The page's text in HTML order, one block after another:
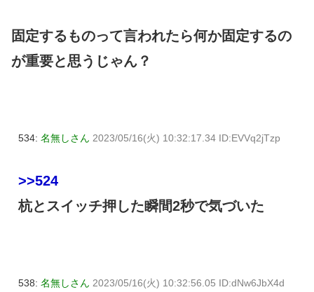
固定するものって言われたら何か固定するの
が重要と思うじゃん？
534: 名無しさん 2023/05/16(火) 10:32:17.34 ID:EVVq2jTzp
>>524
杭とスイッチ押した瞬間2秒で気づいた
538: 名無しさん 2023/05/16(火) 10:32:56.05 ID:dNw6JbX4d